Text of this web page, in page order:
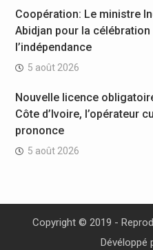
Coopération: Le ministre
Abidjan pour la célébration
l’indépendance
5 août 2026
Nouvelle licence
Côte d’Ivoire, l’opérateur
prononce
5 août 2026
Copyright © 2019 -
Dévéloppé